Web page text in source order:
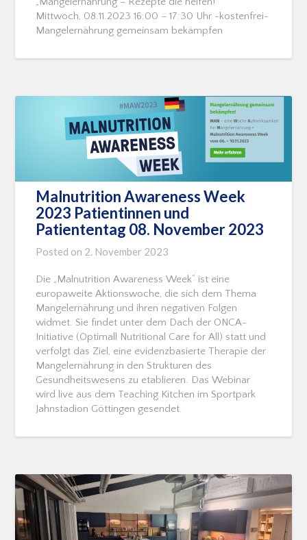
Mittwoch, 08.11.2023 16:00 – 17:30 Uhr -kostenfrei-
Mangelernährung gemeinsam bekämpfen
Malnutrition Awareness Week
2023 Patientinnen und
Patiententag 08. November 2023
Posted on 2. November 2023
Die „Malnutrition Awareness Week“ ist eine
europaweite Aktionswoche, die sich dem Thema
Mangelernährung und ihren negativen Folgen
widmet. Sie findet unter dem Dach der ONCA-
Initiative (Optimall Nutritional Care for All) statt und
verfolgt das Ziel, eine evidenzbasierte Therapie der
Mangelernährung in den Strukturen des
Gesundheitswesens zu etablieren. Das Webinar
wird live aus dem Teaching Kitchen im Sportpark
Jahnstadion Göttingen gesendet.